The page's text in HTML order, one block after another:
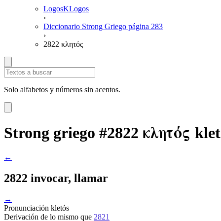
LogosKLogos
›
Diccionario Strong Griego página 283
›
2822 κλητός
Solo alfabetos y números sin acentos.
Strong griego #2822 κλητός
←
2822 invocar, llamar
→
Pronunciación kletós
Derivación de lo mismo que 2821